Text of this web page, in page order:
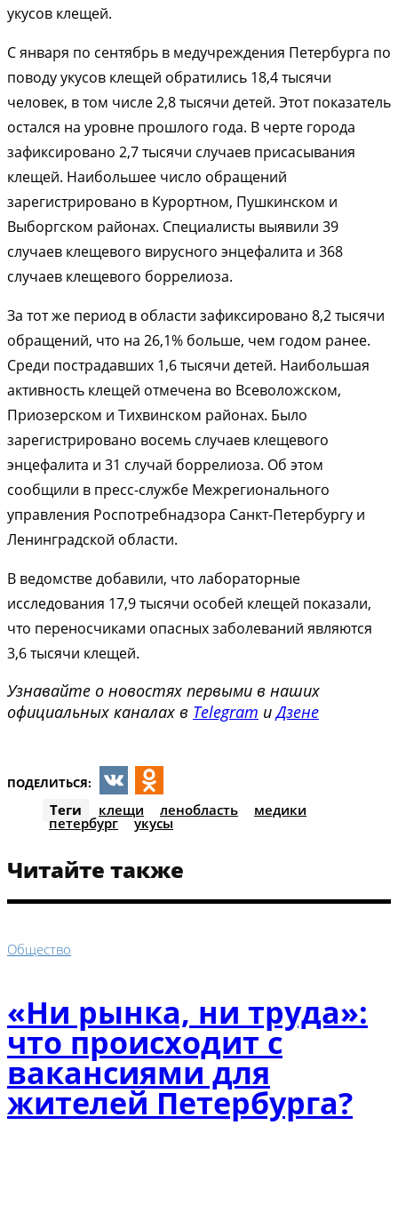
укусов клещей.
С января по сентябрь в медучреждения Петербурга по
поводу укусов клещей обратились 18,4 тысячи
человек, в том числе 2,8 тысячи детей. Этот показатель
остался на уровне прошлого года. В черте города
зафиксировано 2,7 тысячи случаев присасывания
клещей. Наибольшее число обращений
зарегистрировано в Курортном, Пушкинском и
Выборгском районах. Специалисты выявили 39
случаев клещевого вирусного энцефалита и 368
случаев клещевого боррелиоза.
За тот же период в области зафиксировано 8,2 тысячи
обращений, что на 26,1% больше, чем годом ранее.
Среди пострадавших 1,6 тысячи детей. Наибольшая
активность клещей отмечена во Всеволожском,
Приозерском и Тихвинском районах. Было
зарегистрировано восемь случаев клещевого
энцефалита и 31 случай боррелиоза. Об этом
сообщили в пресс-службе Межрегионального
управления Роспотребнадзора Санкт-Петербургу и
Ленинградской области.
В ведомстве добавили, что лабораторные
исследования 17,9 тысячи особей клещей показали,
что переносчиками опасных заболеваний являются
3,6 тысячи клещей.
Узнавайте о новостях первыми в наших
официальных каналах в Telegram иДзене
ПОДЕЛИТЬСЯ:
VKOdnoklassniki
Теги клещи ленобласть медики
петербург укусы
Читайте также
Общество
«Ни рынка, ни труда»:
что происходит с
вакансиями для
жителей Петербурга?